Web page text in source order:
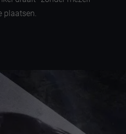
plaatsen.